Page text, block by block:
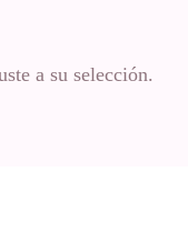
a su selección.